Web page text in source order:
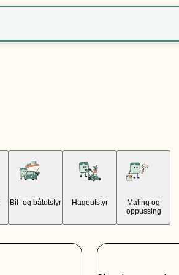
Bil- og båtutstyr Hageutstyr
Maling og
oppussing